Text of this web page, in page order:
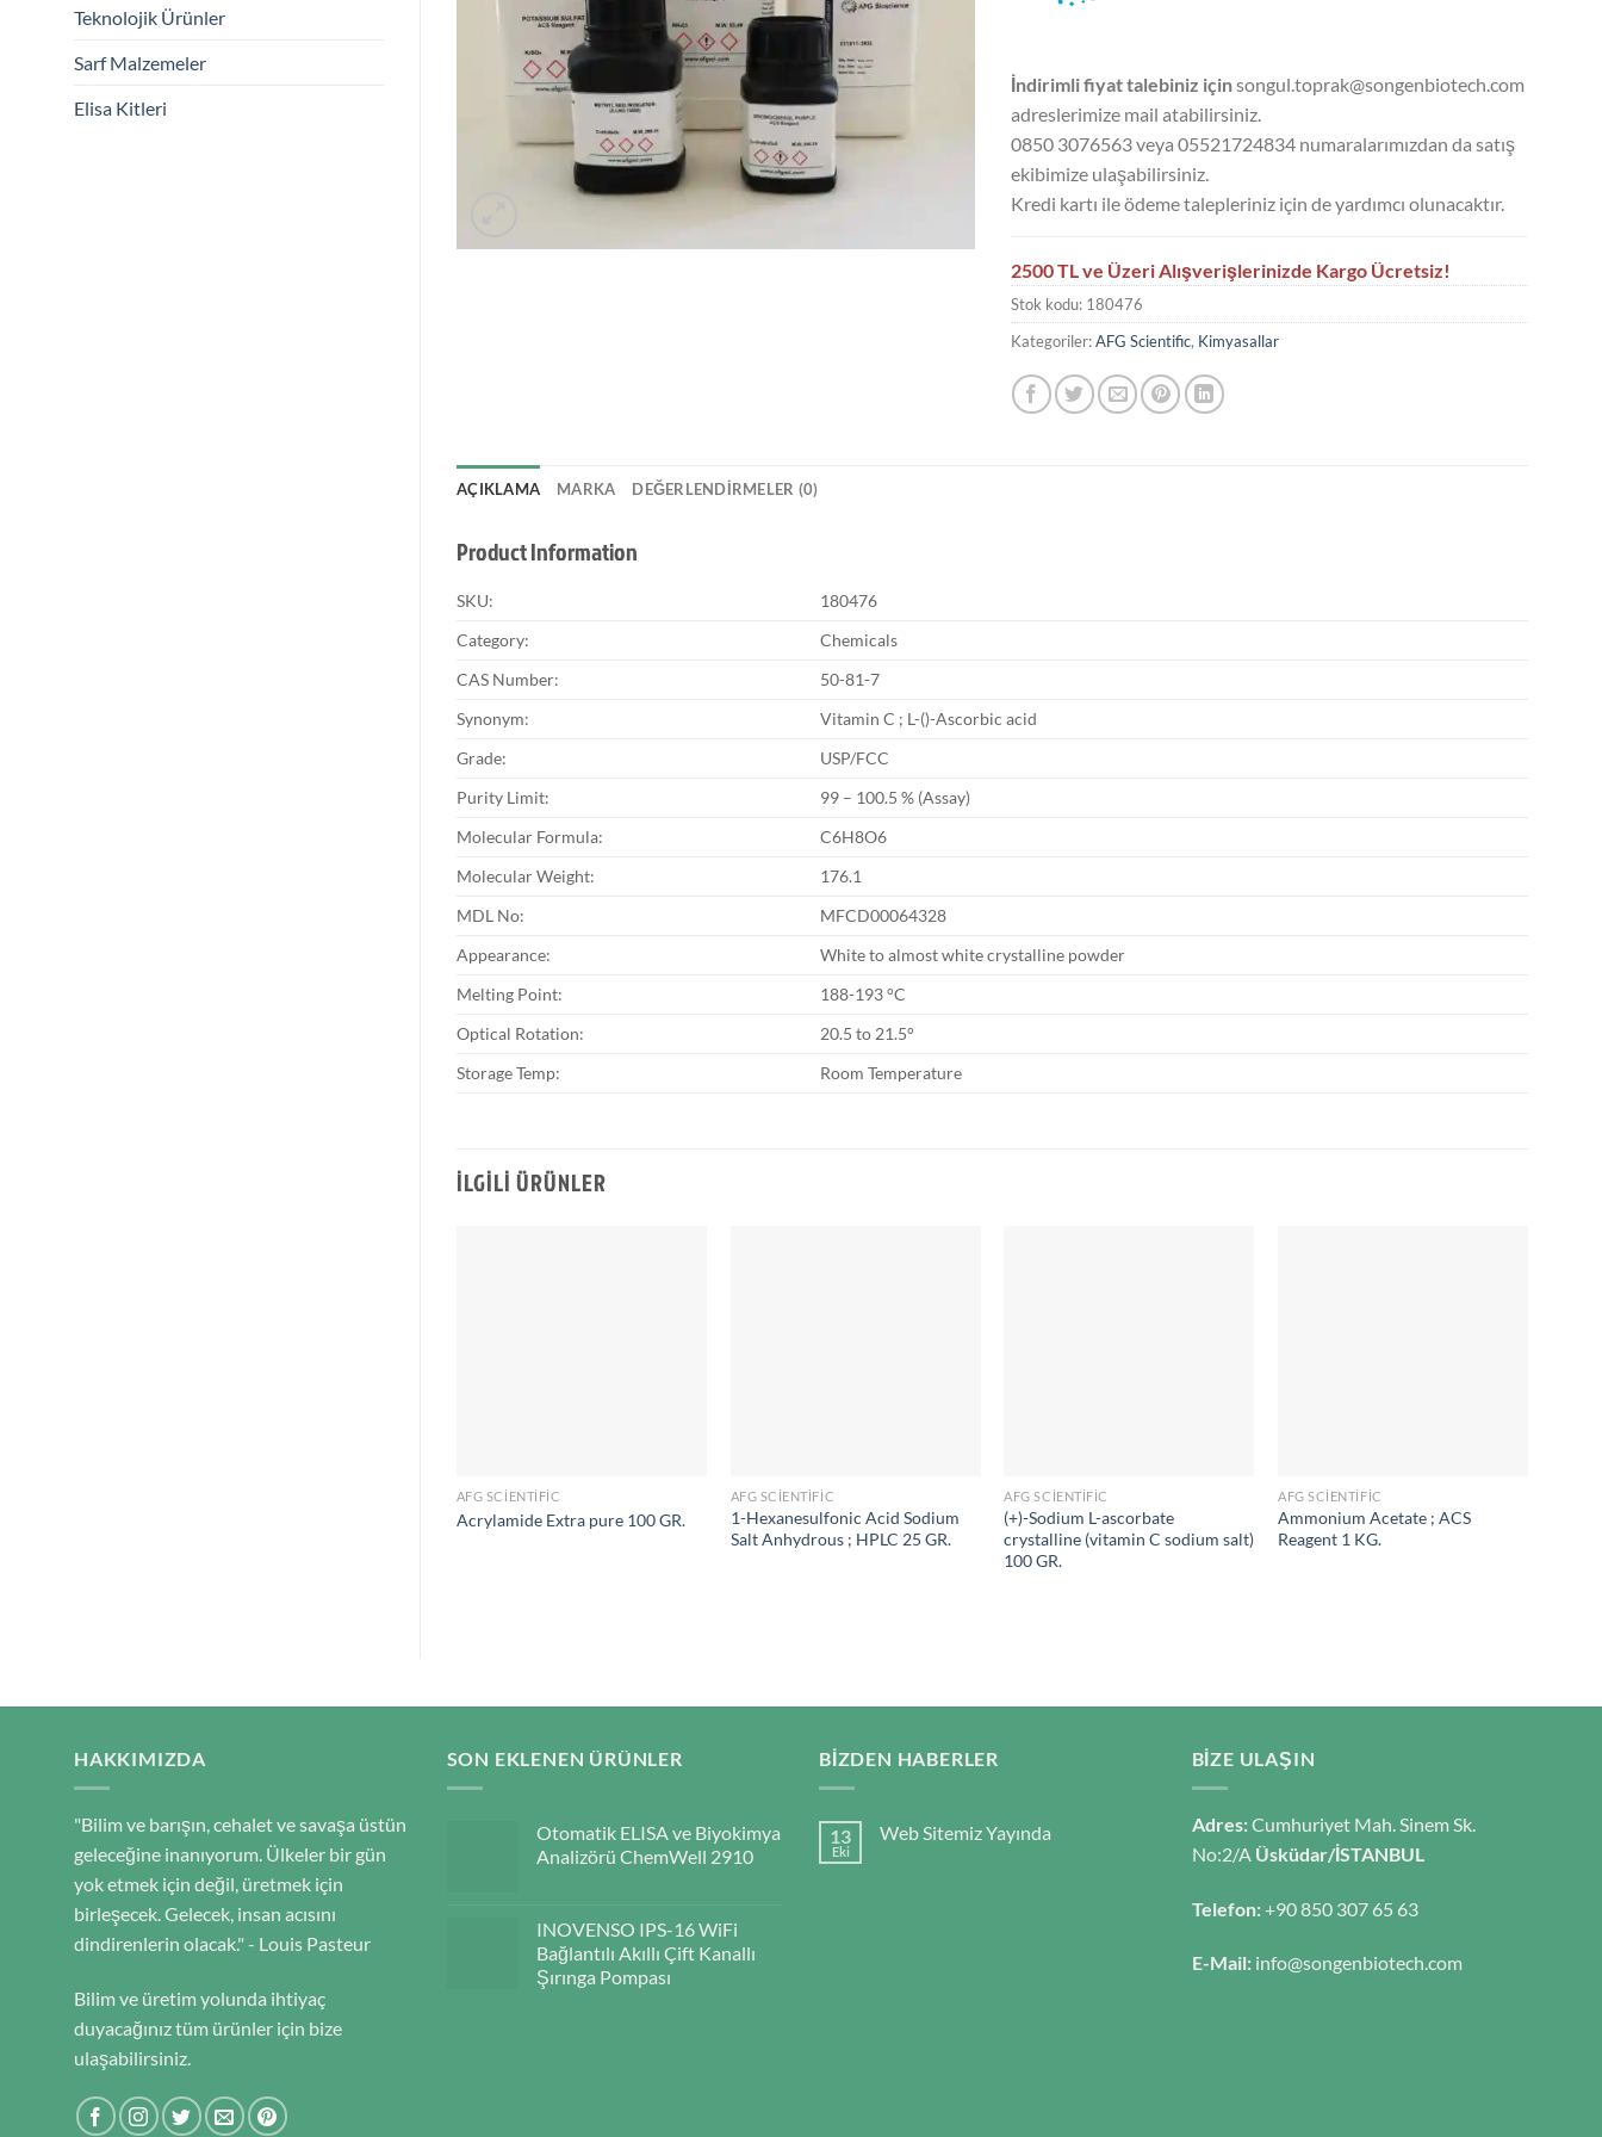
Teknolojik Ürünler
Sarf Malzemeler
Elisa Kitleri
İndirimli fiyat talebiniz içinsongul.toprak@songenbiotech.com
adreslerimize mail atabilirsiniz.
0850 3076563 veya 05521724834 numaralarımızdan da satış
ekibimize ulaşabilirsiniz.
Kredi kartı ile ödeme talepleriniz için de yardımcı olunacaktır.
2500 TL ve Üzeri Alışverişlerinizde Kargo Ücretsiz!
Stok kodu: 180476
Kategoriler:AFG Scientific, Kimyasallar
AÇIKLAMA MARKA DEĞERLENDIRMELER (0)
Product Information
SKU:
180476
Category:
Chemicals
CAS Number:
50-81-7
Synonym:
Vitamin C ; L-()-Ascorbic acid
Grade:
USP/FCC
Purity Limit:
99 – 100.5 % (Assay)
Molecular Formula:
C6H8O6
Molecular Weight:
176.1
MDL No:
MFCD00064328
Appearance:
White to almost white crystalline powder
Melting Point:
188-193 °C
Optical Rotation:
20.5 to 21.5°
Storage Temp:
Room Temperature
İLGILI ÜRÜNLER
AFG SCIENTIFIC
Acrylamide Extra pure 100 GR.
AFG SCIENTIFIC
1-Hexanesulfonic Acid Sodium
Salt Anhydrous ; HPLC 25 GR.
AFG SCIENTIFIC
(+)-Sodium L-ascorbate
crystalline (vitamin C sodium salt)
100 GR.
AFG SCIENTIFIC
Ammonium Acetate ; ACS
Reagent 1 KG.
HAKKIMIZDA
"Bilim ve barışın, cehalet ve savaşa üstün
geleceğine inanıyorum. Ülkeler bir gün
yok etmek için değil, üretmek için
birleşecek. Gelecek, insan acısını
dindirenlerin olacak." - Louis Pasteur
Bilim ve üretim yolunda ihtiyaç
duyacağınız tüm ürünler için bize
ulaşabilirsiniz.
SON EKLENEN ÜRÜNLER
Otomatik ELISA ve Biyokimya
Analizörü ChemWell 2910
INOVENSO IPS-16 WiFi
Bağlantılı Akıllı Çift Kanallı
Şırınga Pompası
BIZDEN HABERLER
13
Eki
Web Sitemiz Yayında
BIZE ULAŞIN
Adres:Cumhuriyet Mah. Sinem Sk.
No:2/A Üsküdar/İSTANBUL
Telefon:+90 850 307 65 63
E-Mail:info@songenbiotech.com